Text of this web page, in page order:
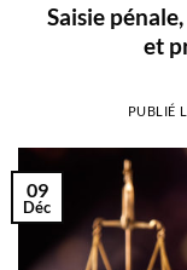
Saisie
et
PUBLIÉ
09
Déc